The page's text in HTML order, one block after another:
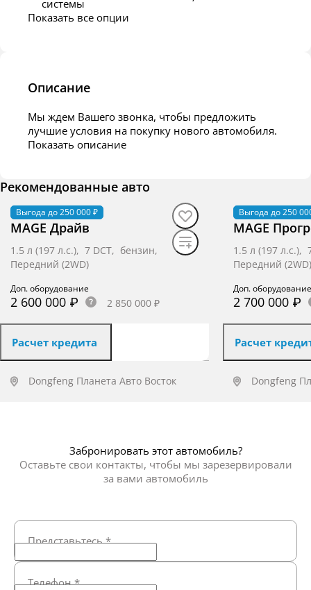
системы
Показать все опции
Описание
Мы ждем Вашего звонка, чтобы предложить
лучшие условия на покупку нового автомобиля.
Показать описание
Рекомендованные авто
Выгода до 250 000 ₽
В наличии·авто
MAGE Драйв
1.5 л (197 л.с.), 7 DCT, бензин,
Передний (2WD)
Доп. оборудование
2 600 000 ₽ 2 850 000 ₽
Расчет кредита
Dongfeng Планета Авто Восток
Выгода до 250
В наличии·
MAGE
1.5 л (197
Передний
Доп.
2 700 000 ₽
Расчет
Dongfeng
Забронировать этот автомобиль?
Оставьте свои контакты, чтобы мы зарезервировали
за вами автомобиль
Представьтесь*
Телефон*